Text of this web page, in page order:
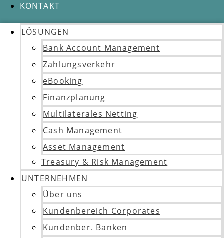
KONTAKT
LÖSUNGEN
Bank Account Management
Zahlungsverkehr
eBooking
Finanzplanung
Multilaterales Netting
Cash Management
Asset Management
Treasury & Risk Management
UNTERNEHMEN
Über uns
Kundenbereich Corporates
Kundenber. Banken